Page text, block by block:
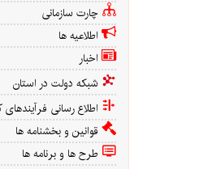
چارت سازمانی
اطلاعیه ها
اخبار
شبکه دولت در استان
اطلاع رسانی فرآیندهای
قوانین و بخشنامه ها
طرح ها و برنامه ها